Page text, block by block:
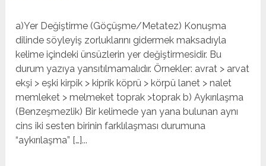
a)Yer Değiştirme (Göçüşme/Metatez) Konuşma
dilinde söyleyiş zorluklarını gidermek maksadıyla
kelime içindeki ünsüzlerin yer değiştirmesidir. Bu
durum yazıya yansıtılmamalıdır. Örnekler: avrat > arvat
ekşi > eşki kirpik > kiprik köprü > körpü lanet > nalet
memleket > melmeket toprak >toprak b) Aykırılaşma
(Benzeşmezlik) Bir kelimede yan yana bulunan aynı
cins iki sesten birinin farklılaşması durumuna
“aykırılaşma” […]...